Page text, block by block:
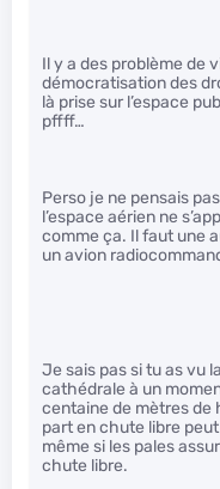
Il y a des problème de
démocratisation des
là prise sur l’espace
pffff…
Perso je ne pensais
l’espace aérien ne
comme ça. Il faut une
un avion
Je sais pas si tu as vu
cathédrale à un
centaine de mètres de
part en chute libre
même si les pales
chute libre.